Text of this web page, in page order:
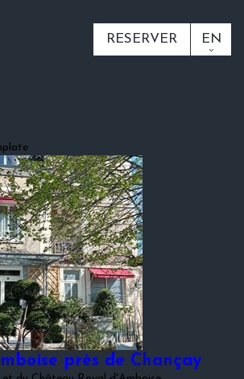
RESERVER EN
près de Chançay